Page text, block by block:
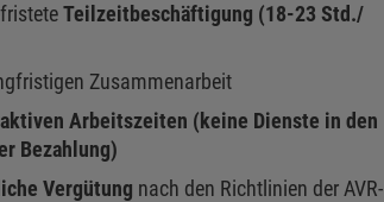
Teilzeitbeschäftigung (18-23 Std./
Zusammenarbeit
Arbeitszeiten (keine Dienste in den
Bezahlung)
Vergütung nach den Richtlinien der AVR-